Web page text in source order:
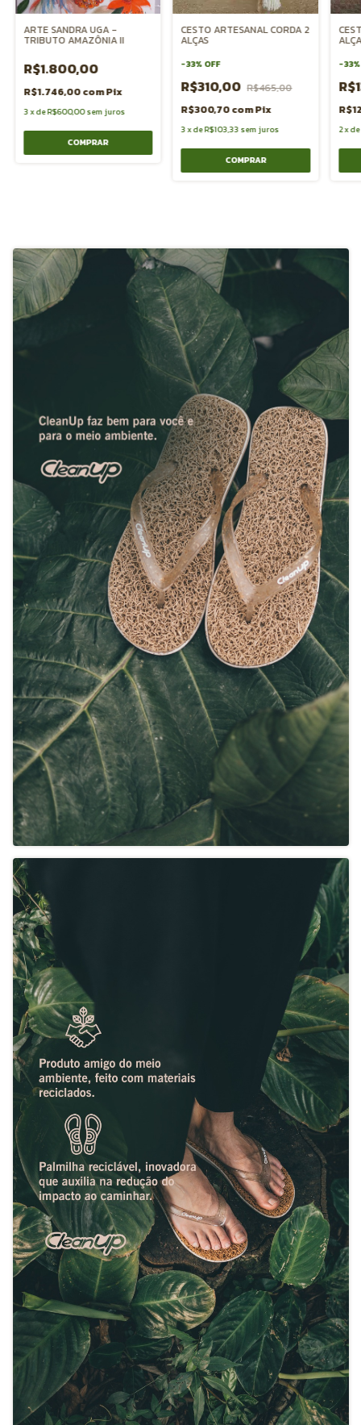
ARTE SANDRA UGA -
TRIBUTO AMAZÔNIA II
R$1.800,00
R$1.746,00comPix
3xdeR$600,00 sem juros
CESTO ARTESANAL CORDA 2
ALÇAS
-33% OFF
R$310,00 R$465,00
R$300,70comPix
3xdeR$103,33 sem juros
-33
2xde